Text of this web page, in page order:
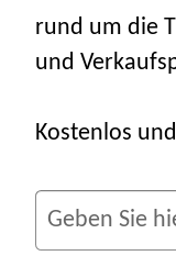
rund um die
und
Kostenlos